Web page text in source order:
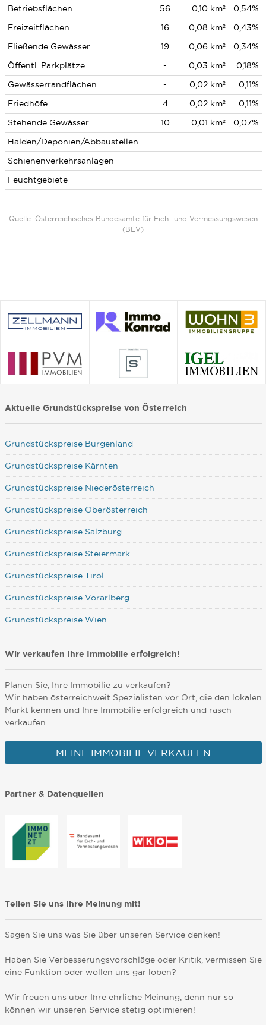
Betriebsflächen 56 0,10 km²
0,54%
Freizeitflächen
16 0,08 km²
0,43%
Fließende Gewässer
19 0,06 km²
0,34%
Öffentl. Parkplätze
- 0,03 km²
0,18%
Gewässerrandflächen
- 0,02 km²
0,11%
Friedhöfe
4 0,02 km²
0,11%
Stehende Gewässer
10 0,01 km²
0,07%
Halden/Deponien/Abbaustellen
- -
-
Schienenverkehrsanlagen
- -
-
Feuchtgebiete
- - -
Quelle: Österreichisches Bundesamte für Eich- und Vermessungswesen
(BEV)
Aktuelle Grundstückspreise von Österreich
Grundstückspreise Burgenland
Grundstückspreise Kärnten
Grundstückspreise Niederösterreich
Grundstückspreise Oberösterreich
Grundstückspreise Salzburg
Grundstückspreise Steiermark
Grundstückspreise Tirol
Grundstückspreise Vorarlberg
Grundstückspreise Wien
Wir verkaufen Ihre Immobilie erfolgreich!
Planen Sie, Ihre Immobilie zu verkaufen?
Wir haben österreichweit Spezialisten vor Ort, die den lokalen
Markt kennen und Ihre Immobilie erfolgreich und rasch
verkaufen.
MEINE IMMOBILIE VERKAUFEN
Partner & Datenquellen
Teilen Sie uns Ihre Meinung mit!
Sagen Sie uns was Sie über unseren Service denken!
Haben Sie Verbesserungsvorschläge oder Kritik, vermissen Sie
eine Funktion oder wollen uns gar loben?
Wir freuen uns über Ihre ehrliche Meinung, denn nur so
können wir unseren Service stetig optimieren!